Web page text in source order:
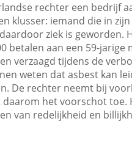
rechter een bedrijf
klusser: iemand die in
ziek is geworden.
betalen aan een 59-
verzaagd tijdens de
weten dat asbest kan
De rechter neemt bij
het voorschot
van redelijkheid en